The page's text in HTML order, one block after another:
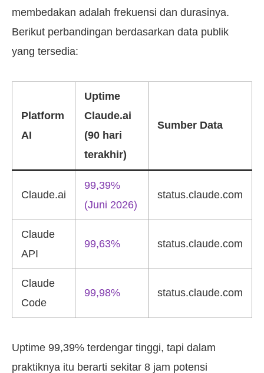
membedakan adalah frekuensi dan durasinya.
Berikut perbandingan berdasarkan data publik
yang tersedia:
Platform
AI
Uptime
Claude.ai
(90 hari
terakhir)
Sumber Data
Claude.ai
99,39%
(Juni 2026)
status.claude.com
Claude
API
99,63% status.claude.com
Claude
Code
99,98% status.claude.com
Uptime 99,39% terdengar tinggi, tapi dalam
praktiknya itu berarti sekitar 8 jam potensi